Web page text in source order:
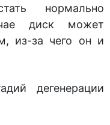
нормально
диск может
из-за чего он и
дегенерации